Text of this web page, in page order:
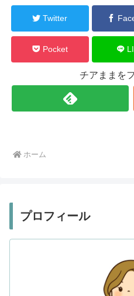
Twitter
Pocket
チアままを
ホーム
プロフィール